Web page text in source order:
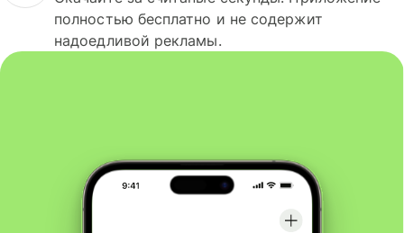
полностью бесплатно и не содержит
надоедливой рекламы.